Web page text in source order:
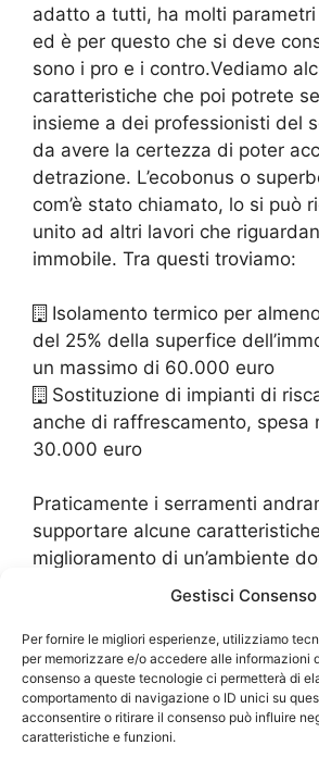
Gestisci Consenso
Per fornire le migliori esperienze, utilizziamo
per memorizzare e/o accedere alle informazioni
consenso a queste tecnologie ci permetterà di
comportamento di navigazione o ID unici su
acconsentire o ritirare il consenso può influire
caratteristiche e funzioni.
adatto a tutti, ha molti
ed è per questo che si deve
sono i pro e i contro.Vediamo
caratteristiche che poi potrete
insieme a dei professionisti del
da avere la certezza di poter
detrazione. L’ecobonus o
com’è stato chiamato, lo si può
unito ad altri lavori che
immobile. Tra questi troviamo:
Isolamento termico per
del 25% della superfice
un massimo di 60.000 euro
Sostituzione di impianti di
anche di raffrescamento, spesa
30.000 euro
Praticamente i serramenti
supportare alcune
miglioramento di un’ambiente
questo permette di accedere
degli immobili che sono
ecosostenibili, cioè che hanno
dispendio energetico per il
riscaldamento. Si tratta dunque
investimento, che lo stesso